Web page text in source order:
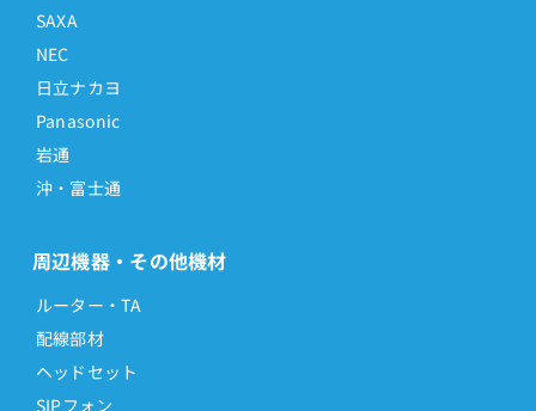
SAXA
NEC
日立ナカヨ
Panasonic
岩通
沖・富士通
周辺機器・その他機材
ルーター・TA
配線部材
ヘッドセット
SIPフォン